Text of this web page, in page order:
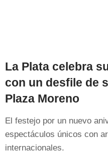
La Plata celebra
con un desfile de
Plaza Moreno
El festejo por un nuevo
espectáculos únicos con
internacionales.